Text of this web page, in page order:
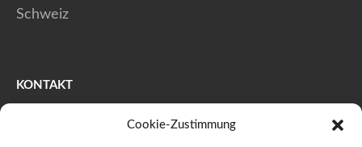
Cookie-Zustimmung
Schweiz
KONTAKT
+41 (0) 44 728 80 40